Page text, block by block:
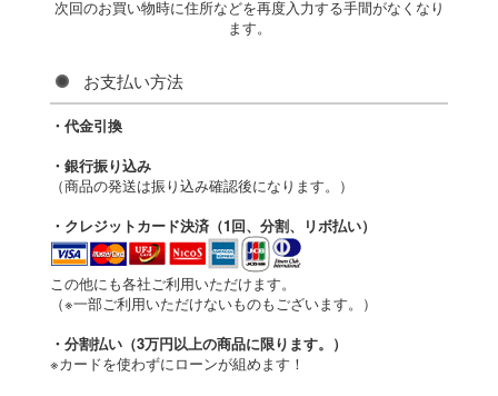
次回のお買い物時に住所などを再度入力する手間がなくなり
ます。
お支払い方法
・代金引換
・銀行振り込み
（商品の発送は振り込み確認後になります。）
・クレジットカード決済（1回、分割、リボ払い）
この他にも各社ご利用いただけます。
（※一部ご利用いただけないものもございます。）
・分割払い（3万円以上の商品に限ります。）
※カードを使わずにローンが組めます！